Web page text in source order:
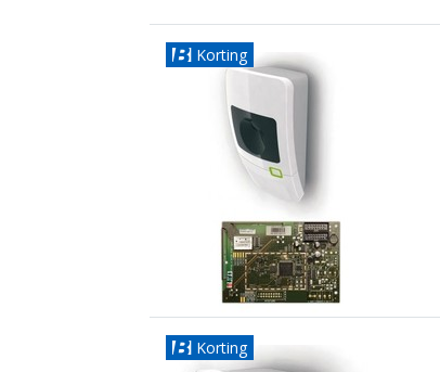
Korting
Korting